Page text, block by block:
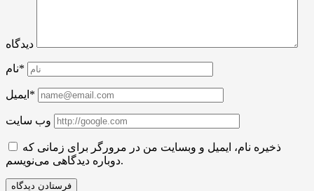
دیدگاه
نام*
ایمیل*
وب سایت
ذخیره نام، ایمیل و وبسایت من در مرورگر برای زمانی که
دوباره دیدگاهی می‌نویسم.